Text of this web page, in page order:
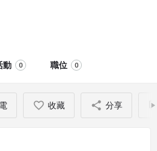
動 0 職位 0
收藏 分享